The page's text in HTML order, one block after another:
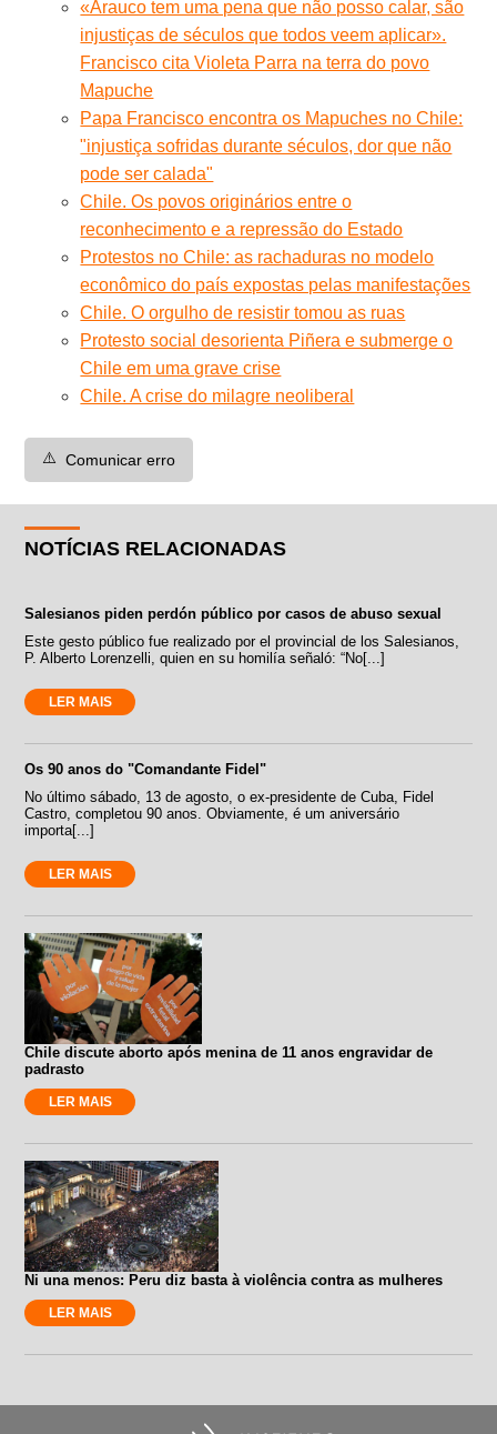
«Arauco tem uma pena que não posso calar, são
injustiças de séculos que todos veem aplicar».
Francisco cita Violeta Parra na terra do povo
Mapuche
Papa Francisco encontra os Mapuches no Chile:
"injustiça sofridas durante séculos, dor que não
pode ser calada"
Chile. Os povos originários entre o
reconhecimento e a repressão do Estado
Protestos no Chile: as rachaduras no modelo
econômico do país expostas pelas manifestações
Chile. O orgulho de resistir tomou as ruas
Protesto social desorienta Piñera e submerge o
Chile em uma grave crise
Chile. A crise do milagre neoliberal
⚠️ Comunicar erro
NOTÍCIAS RELACIONADAS
Salesianos piden perdón público por casos de abuso sexual
Este gesto público fue realizado por el provincial de los Salesianos,
P. Alberto Lorenzelli, quien en su homilía señaló: “No[...]
LER MAIS
Os 90 anos do "Comandante Fidel"
No último sábado, 13 de agosto, o ex-presidente de Cuba, Fidel
Castro, completou 90 anos. Obviamente, é um aniversário
importa[...]
LER MAIS
Chile discute aborto após menina de 11 anos engravidar de
padrasto
LER MAIS
Ni una menos: Peru diz basta à violência contra as mulheres
LER MAIS